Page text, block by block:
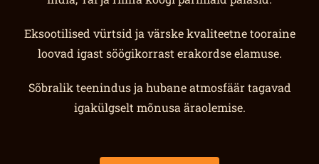
Eksootilised vürtsid ja värske kvaliteetne tooraine
loovad igast söögikorrast erakordse elamuse.
Sõbralik teenindus ja hubane atmosfäär tagavad
igakülgselt mõnusa äraolemise.